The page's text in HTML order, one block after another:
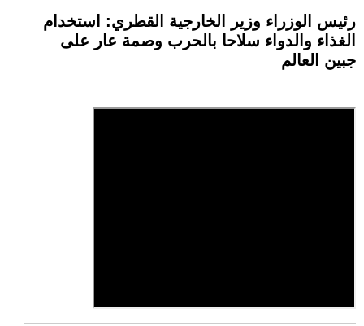
رئيس الوزراء وزير الخارجية القطري: استخدام
الغذاء والدواء سلاحا بالحرب وصمة عار على
جبين العالم